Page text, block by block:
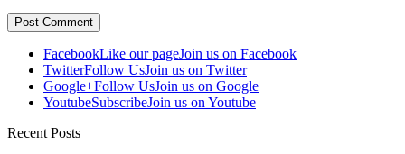
FacebookLike our pageJoin us on Facebook
TwitterFollow UsJoin us on Twitter
Google+Follow UsJoin us on Google
YoutubeSubscribeJoin us on Youtube
Recent Posts